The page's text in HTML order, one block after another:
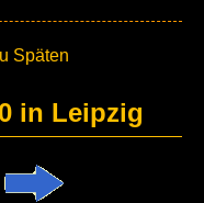
Späten
in Leipzig